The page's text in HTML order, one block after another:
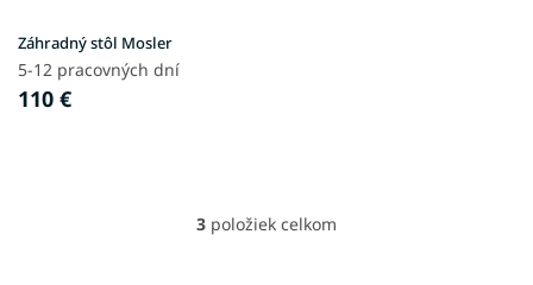
Záhradný stôl Mosler
5-12 pracovných dní
110 €
O
3 položiek celkom